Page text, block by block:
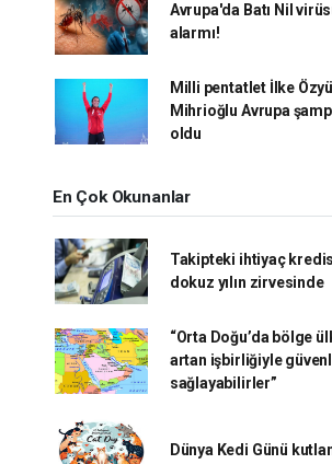
Avrupa'da Batı Nil
alarmı!
Milli pentatlet İlke
Mihrioğlu Avrupa
oldu
En Çok Okunanlar
Takipteki ihtiyaç
dokuz yılın zirvesinde
“Orta Doğu’da bölge
artan işbirliğiyle
sağlayabilirler”
Dünya Kedi Günü